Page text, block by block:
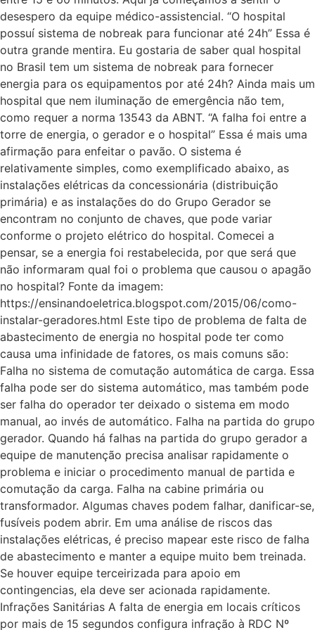
desespero da equipe médico-assistencial. “O hospital
possuí sistema de nobreak para funcionar até 24h” Essa é
outra grande mentira. Eu gostaria de saber qual hospital
no Brasil tem um sistema de nobreak para fornecer
energia para os equipamentos por até 24h? Ainda mais um
hospital que nem iluminação de emergência não tem,
como requer a norma 13543 da ABNT. “A falha foi entre a
torre de energia, o gerador e o hospital” Essa é mais uma
afirmação para enfeitar o pavão. O sistema é
relativamente simples, como exemplificado abaixo, as
instalações elétricas da concessionária (distribuição
primária) e as instalações do do Grupo Gerador se
encontram no conjunto de chaves, que pode variar
conforme o projeto elétrico do hospital. Comecei a
pensar, se a energia foi restabelecida, por que será que
não informaram qual foi o problema que causou o apagão
no hospital? Fonte da imagem:
https://ensinandoeletrica.blogspot.com/2015/06/como-
instalar-geradores.html Este tipo de problema de falta de
abastecimento de energia no hospital pode ter como
causa uma infinidade de fatores, os mais comuns são:
Falha no sistema de comutação automática de carga. Essa
falha pode ser do sistema automático, mas também pode
ser falha do operador ter deixado o sistema em modo
manual, ao invés de automático. Falha na partida do grupo
gerador. Quando há falhas na partida do grupo gerador a
equipe de manutenção precisa analisar rapidamente o
problema e iniciar o procedimento manual de partida e
comutação da carga. Falha na cabine primária ou
transformador. Algumas chaves podem falhar, danificar-se,
fusíveis podem abrir. Em uma análise de riscos das
instalações elétricas, é preciso mapear este risco de falha
de abastecimento e manter a equipe muito bem treinada.
Se houver equipe terceirizada para apoio em
contingencias, ela deve ser acionada rapidamente.
Infrações Sanitárias A falta de energia em locais críticos
por mais de 15 segundos configura infração à RDC Nº